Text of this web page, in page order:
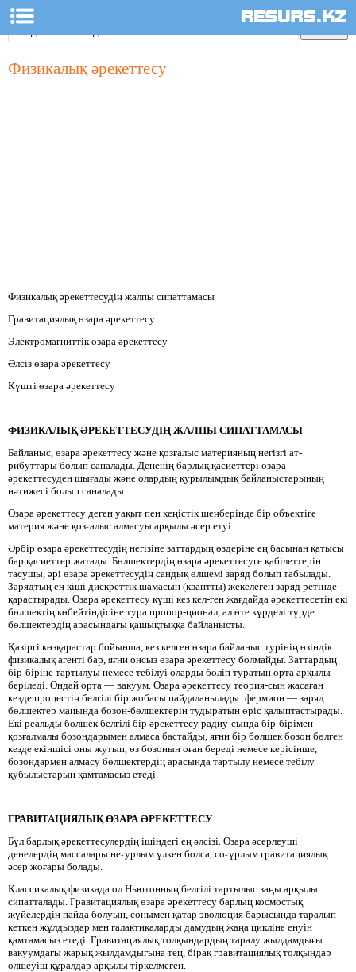
Физикалық әрекеттесу
Физикалық әрекеттесудің жалпы сипаттамасы
Гравитациялық өзара әрекеттесу
Электромагниттік өзара әрекеттесу
Әлсіз өзара әрекеттесу
Күшті өзара әрекеттесу
ФИЗИКАЛЫҚ ӘРЕКЕТТЕСУДІҢ ЖАЛПЫ СИПАТТАМАСЫ
Байланыс, өзара әрекеттесу және қозғалыс материяның негізгі ат-
рибуттары болып саналады. Дененің барлық қасиеттері өзара
әрекеттесуден шығады және олардың қурылымдық байланыстарының
нәтижесі болып саналады.
Өзара әрекеттесу деген уақыт пен кеңістік шеңберінде бір объектіге
материя және қозғалыс алмасуы арқылы әсер етуі.
Әрбір өзара әрекеттесудің негізіне заттардың өздеріне ең басынан қатысы
бар қасиеттер жатады. Бөлшектердің өзара әрекеттесуге қабілеттерін
тасушы, әрі өзара әрекеттесудің сандық өлшемі заряд болып табылады.
Зарядтың ең кіші дискреттік шамасын (квантты) жекелеген заряд ретінде
қарастырады. Өзара әрекеттесу күші кез кел-ген жағдайда әрекеттесетін екі
бөлшектің көбейтіндісіне тура пропор-ционал, ал өте күрделі түрде
бөлшектердің арасындағы қашықтыққа байланысты.
Қазіргі көзқарастар бойынша, кез келген өзара байланыс турінің өзіндік
физикалық агенті бар, яғни онсыз өзара әрекеттесу болмайды. Заттардың
бір-біріне тартылуы немесе тебілуі оларды бөліп туратын орта арқылы
беріледі. Ондай орта — вакуум. Өзара әрекеттесу теория-сын жасаған
кезде процестің белгілі бір жобасы пайдаланылады: фермион — заряд
бөлшектер маңында бозон-бөлшектерін тудыратын өріс қалыптастырады.
Екі реальды бөлшек белгілі бір әрекеттесу радиу-сында бір-бірімен
қозғалмалы бозондарымен алмаса бастайды, яғни бір бөлшек бозон бөлген
кезде екіншісі оны жутып, өз бозонын оған береді немесе керісінше,
бозондармен алмасу бөлшектердің арасында тартылу немесе тебілу
қубылыстарын қамтамасыз етеді.
ГРАВИТАЦИЯЛЫҚ ӨЗАРА ӘРЕКЕТТЕСУ
Бүл барлық әрекеттесулердің ішіндегі ең әлсізі. Өзара әсерлеуші
денелердің массалары неғурлым үлкен болса, соғұрлым гравитациялық
әсер жоғары болады.
Классикалық физикада ол Ньютонның белгілі тартылыс заңы арқылы
сипатталады. Гравитациялық өзара әрекеттесу барлыц космостық
жүйелердің пайда болуын, сонымен қатар эволюция барысында таралып
кеткен жұлдыздар мен галактикаларды дамудың жаңа цикліне енуін
қамтамасыз етеді. Гравитациялық толқындардың таралу жылдамдығы
вакуумдағы жарық жылдамдығына тең, бірақ гравитациялық толқындар
өлшеуіш құралдар арқылы тіркелмеген.